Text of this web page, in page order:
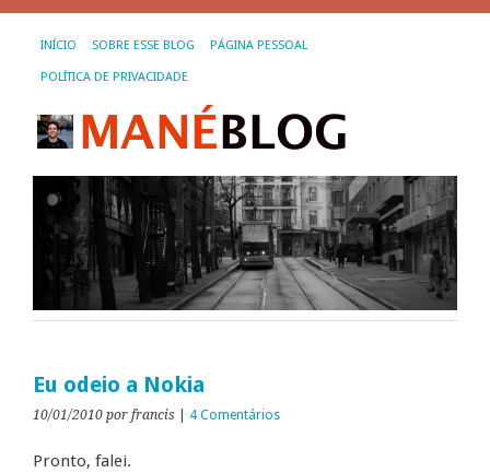
INÍCIO SOBRE ESSE BLOG PÁGINA PESSOAL
POLÍTICA DE PRIVACIDADE
Eu odeio a Nokia
10/01/2010 por francis 4 Comentários
Pronto, falei.